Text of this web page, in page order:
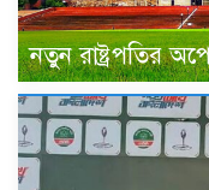
নতুন রাষ্ট্রপতির